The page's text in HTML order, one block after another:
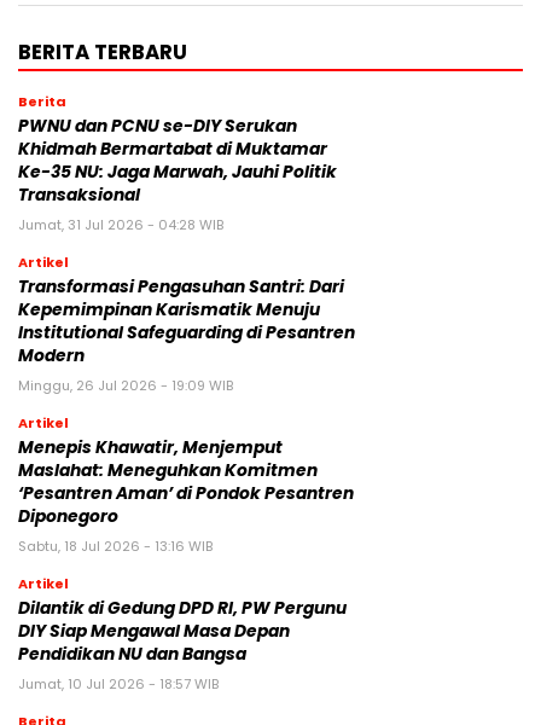
BERITA TERBARU
Berita
PWNU dan PCNU se-DIY Serukan
Khidmah Bermartabat di Muktamar
Ke-35 NU: Jaga Marwah, Jauhi Politik
Transaksional
Jumat, 31 Jul 2026 - 04:28 WIB
Artikel
Transformasi Pengasuhan Santri: Dari
Kepemimpinan Karismatik Menuju
Institutional Safeguarding di Pesantren
Modern
Minggu, 26 Jul 2026 - 19:09 WIB
Artikel
Menepis Khawatir, Menjemput
Maslahat: Meneguhkan Komitmen
‘Pesantren Aman’ di Pondok Pesantren
Diponegoro
Sabtu, 18 Jul 2026 - 13:16 WIB
Artikel
Dilantik di Gedung DPD RI, PW Pergunu
DIY Siap Mengawal Masa Depan
Pendidikan NU dan Bangsa
Jumat, 10 Jul 2026 - 18:57 WIB